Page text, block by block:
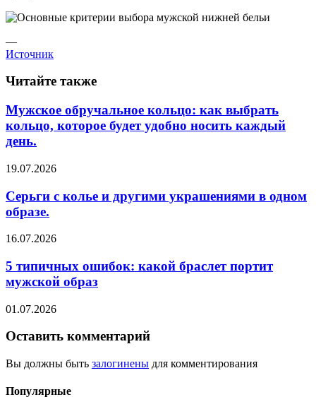
—
Источник
Читайте также
Мужское обручальное кольцо: как выбрать
кольцо, которое будет удобно носить каждый
день.
19.07.2026
Серьги с колье и другими украшениями в одном
образе.
16.07.2026
5 типичных ошибок: какой браслет портит
мужской образ
01.07.2026
Оставить комментарий
Вы должны быть залогинены для комментирования
Популярные